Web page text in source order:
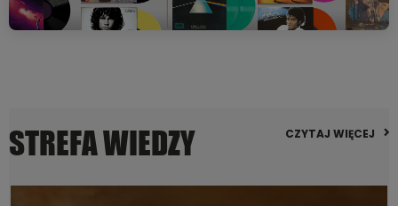
STREFA WIEDZY CZYTAJ WIĘCEJ